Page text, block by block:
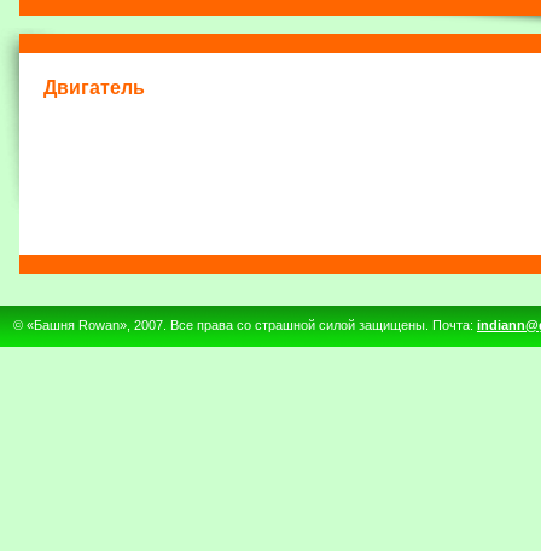
Двигатель
© «Башня Rowan», 2007. Все права со страшной силой защищены. Почта: